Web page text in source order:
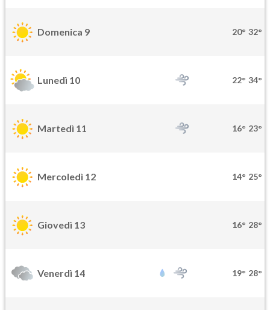
Domenica 9 20° 32°
Lunedì 10 22° 34°
Martedì 11 16° 23°
Mercoledì 12 14° 25°
Giovedì 13 16° 28°
Venerdì 14 19° 28°